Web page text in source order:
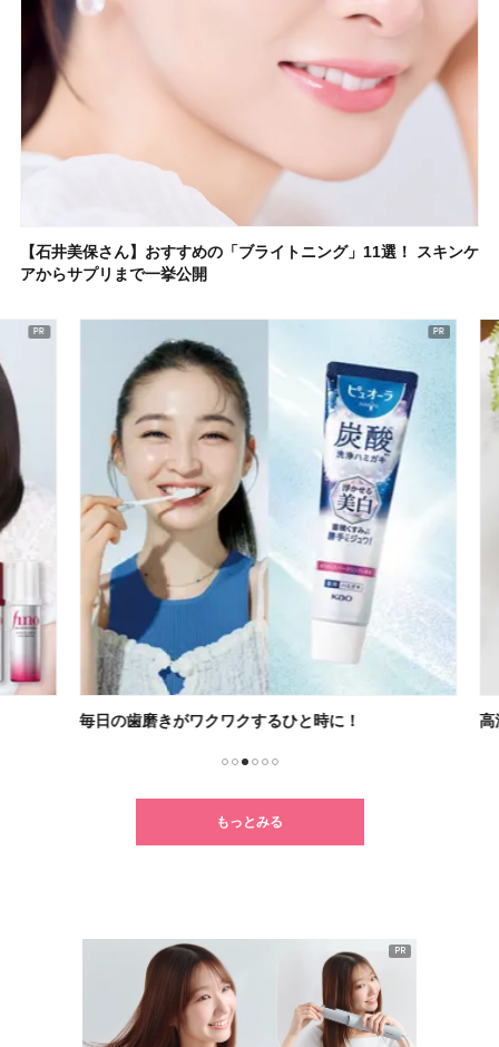
【石井美保さん】おすすめの「ブライトニング」11選！ スキンケ
アからサプリまで一挙公開
毎日の歯磨きがワクワクするひと時に！ 高
もっとみる
PR